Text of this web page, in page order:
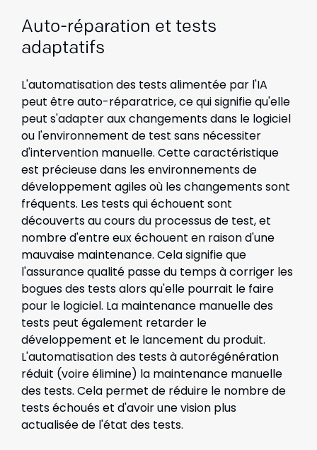
Auto-réparation et tests
adaptatifs
L'automatisation des tests alimentée par l'IA
peut être auto-réparatrice, ce qui signifie qu'elle
peut s'adapter aux changements dans le logiciel
ou l'environnement de test sans nécessiter
d'intervention manuelle. Cette caractéristique
est précieuse dans les environnements de
développement agiles où les changements sont
fréquents. Les tests qui échouent sont
découverts au cours du processus de test, et
nombre d'entre eux échouent en raison d'une
mauvaise maintenance. Cela signifie que
l'assurance qualité passe du temps à corriger les
bogues des tests alors qu'elle pourrait le faire
pour le logiciel. La maintenance manuelle des
tests peut également retarder le
développement et le lancement du produit.
L'automatisation des tests à autorégénération
réduit (voire élimine) la maintenance manuelle
des tests. Cela permet de réduire le nombre de
tests échoués et d'avoir une vision plus
actualisée de l'état des tests.